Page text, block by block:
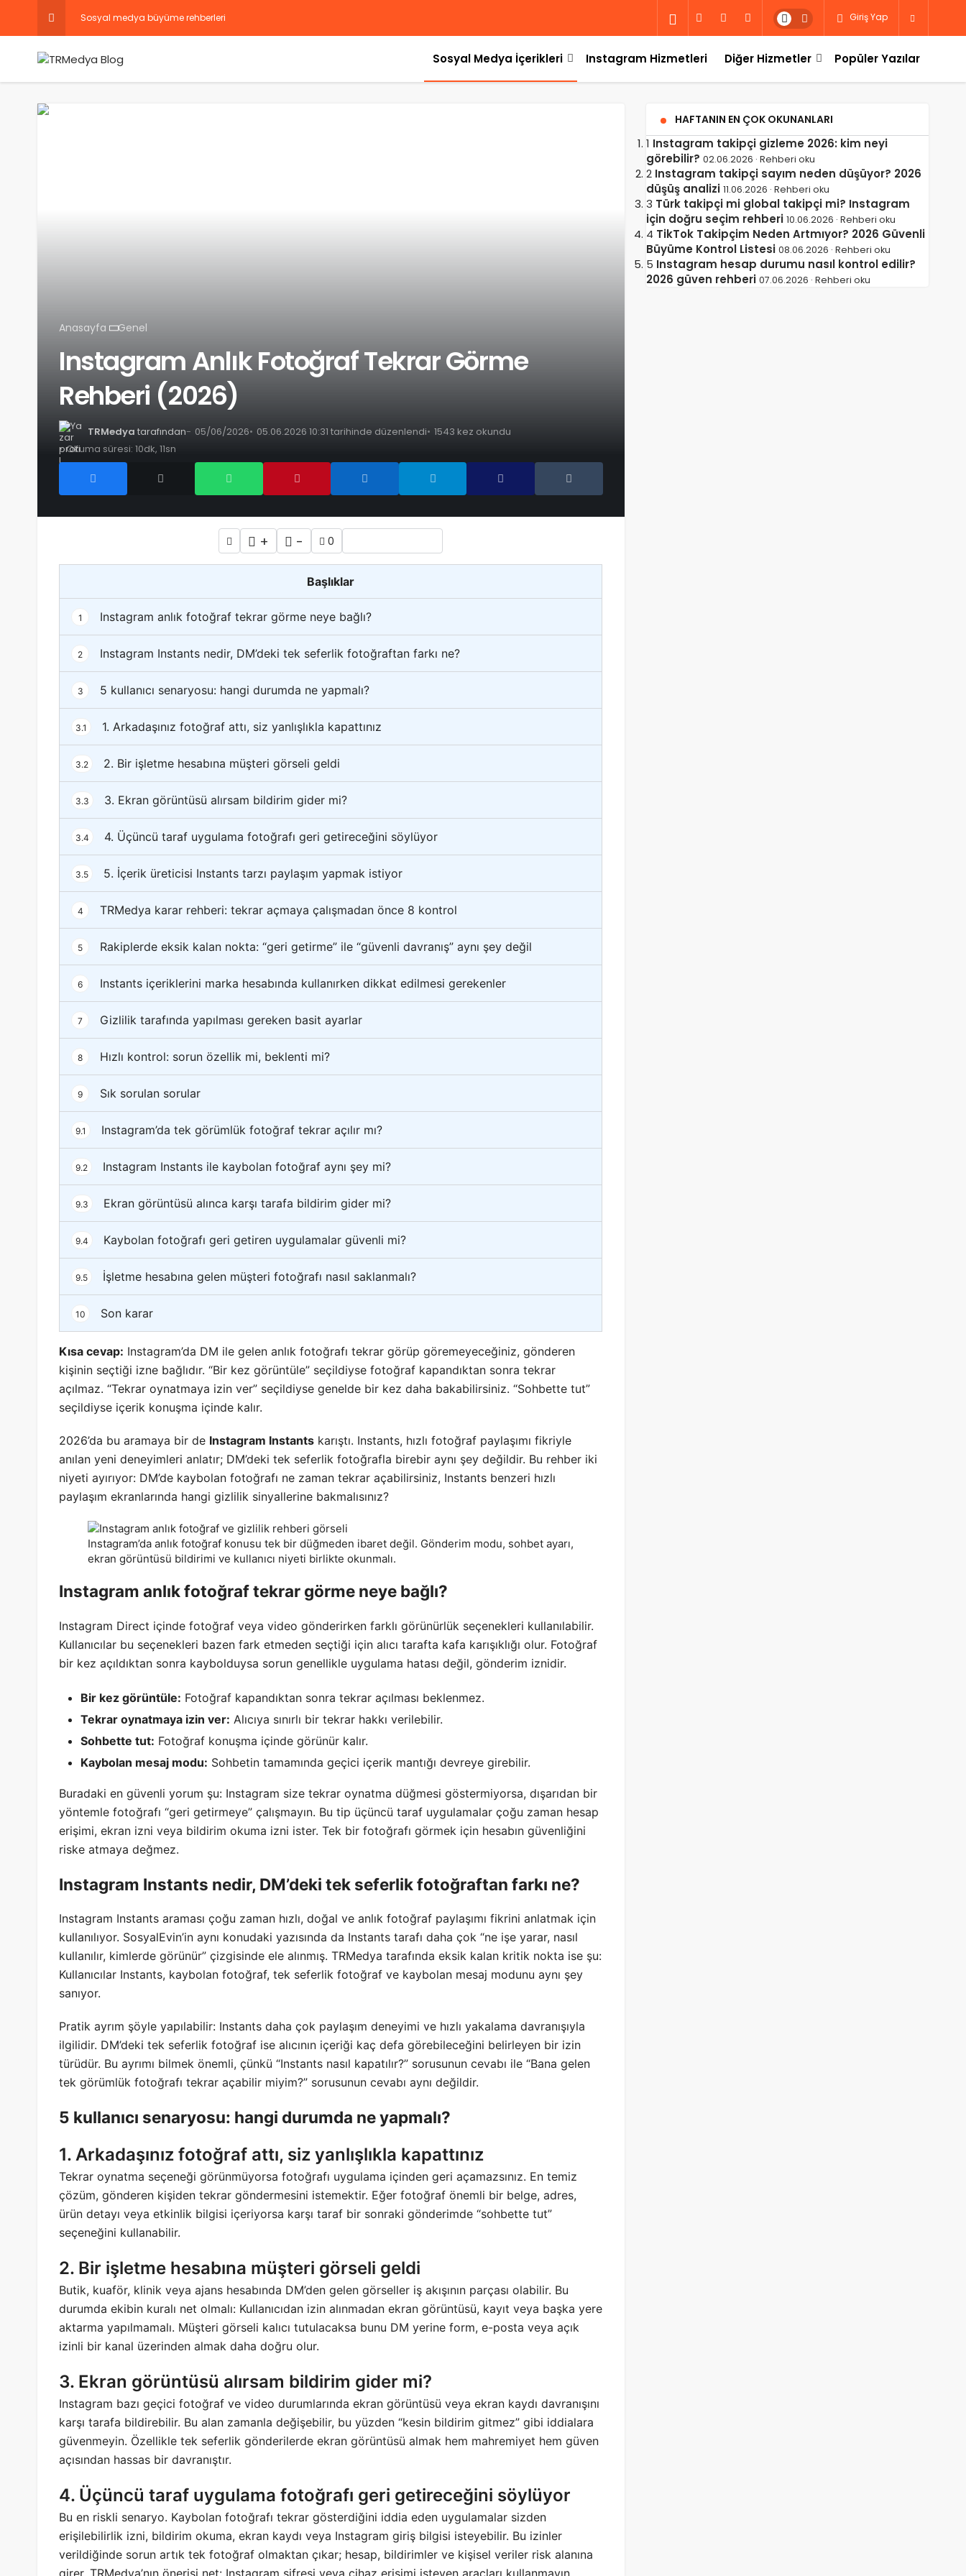
Sosyal medya büyüme rehberleri Giriş Yap
Sosyal Medya İçerikleri Instagram Hizmetleri Diğer Hizmetler Popüler Yazılar
Anasayfa Genel
Instagram Anlık Fotoğraf Tekrar Görme
Rehberi (2026)
TRMedya tarafından 05/06/2026 05.06.2026 10:31 tarihinde düzenlendi 1543 kez okundu
Okuma süresi: 10dk, 11sn
+ - 0
Başlıklar
1 Instagram anlık fotoğraf tekrar görme neye bağlı?
2 Instagram Instants nedir, DM’deki tek seferlik fotoğraftan farkı ne?
3 5 kullanıcı senaryosu: hangi durumda ne yapmalı?
3.1 1. Arkadaşınız fotoğraf attı, siz yanlışlıkla kapattınız
3.2 2. Bir işletme hesabına müşteri görseli geldi
3.3 3. Ekran görüntüsü alırsam bildirim gider mi?
3.4 4. Üçüncü taraf uygulama fotoğrafı geri getireceğini söylüyor
3.5 5. İçerik üreticisi Instants tarzı paylaşım yapmak istiyor
4 TRMedya karar rehberi: tekrar açmaya çalışmadan önce 8 kontrol
5 Rakiplerde eksik kalan nokta: “geri getirme” ile “güvenli davranış” aynı şey değil
6 Instants içeriklerini marka hesabında kullanırken dikkat edilmesi gerekenler
7 Gizlilik tarafında yapılması gereken basit ayarlar
8 Hızlı kontrol: sorun özellik mi, beklenti mi?
9 Sık sorulan sorular
9.1 Instagram’da tek görümlük fotoğraf tekrar açılır mı?
9.2 Instagram Instants ile kaybolan fotoğraf aynı şey mi?
9.3 Ekran görüntüsü alınca karşı tarafa bildirim gider mi?
9.4 Kaybolan fotoğrafı geri getiren uygulamalar güvenli mi?
9.5 İşletme hesabına gelen müşteri fotoğrafı nasıl saklanmalı?
10 Son karar
Kısa cevap: Instagram’da DM ile gelen anlık fotoğrafı tekrar görüp göremeyeceğiniz, gönderen
kişinin seçtiği izne bağlıdır. “Bir kez görüntüle” seçildiyse fotoğraf kapandıktan sonra tekrar
açılmaz. “Tekrar oynatmaya izin ver” seçildiyse genelde bir kez daha bakabilirsiniz. “Sohbette tut”
seçildiyse içerik konuşma içinde kalır.
2026’da bu aramaya bir de Instagram Instants karıştı. Instants, hızlı fotoğraf paylaşımı fikriyle
anılan yeni deneyimleri anlatır; DM’deki tek seferlik fotoğrafla birebir aynı şey değildir. Bu rehber iki
niyeti ayırıyor: DM’de kaybolan fotoğrafı ne zaman tekrar açabilirsiniz, Instants benzeri hızlı
paylaşım ekranlarında hangi gizlilik sinyallerine bakmalısınız?
Instagram’da anlık fotoğraf konusu tek bir düğmeden ibaret değil. Gönderim modu, sohbet ayarı,
ekran görüntüsü bildirimi ve kullanıcı niyeti birlikte okunmalı.
Instagram anlık fotoğraf tekrar görme neye bağlı?
Instagram Direct içinde fotoğraf veya video gönderirken farklı görünürlük seçenekleri kullanılabilir.
Kullanıcılar bu seçenekleri bazen fark etmeden seçtiği için alıcı tarafta kafa karışıklığı olur. Fotoğraf
bir kez açıldıktan sonra kaybolduysa sorun genellikle uygulama hatası değil, gönderim iznidir.
Bir kez görüntüle: Fotoğraf kapandıktan sonra tekrar açılması beklenmez.
Tekrar oynatmaya izin ver: Alıcıya sınırlı bir tekrar hakkı verilebilir.
Sohbette tut: Fotoğraf konuşma içinde görünür kalır.
Kaybolan mesaj modu: Sohbetin tamamında geçici içerik mantığı devreye girebilir.
Buradaki en güvenli yorum şu: Instagram size tekrar oynatma düğmesi göstermiyorsa, dışarıdan bir
yöntemle fotoğrafı “geri getirmeye” çalışmayın. Bu tip üçüncü taraf uygulamalar çoğu zaman hesap
erişimi, ekran izni veya bildirim okuma izni ister. Tek bir fotoğrafı görmek için hesabın güvenliğini
riske atmaya değmez.
Instagram Instants nedir, DM’deki tek seferlik fotoğraftan farkı ne?
Instagram Instants araması çoğu zaman hızlı, doğal ve anlık fotoğraf paylaşımı fikrini anlatmak için
kullanılıyor. SosyalEvin’in aynı konudaki yazısında da Instants tarafı daha çok “ne işe yarar, nasıl
kullanılır, kimlerde görünür” çizgisinde ele alınmış. TRMedya tarafında eksik kalan kritik nokta ise şu:
Kullanıcılar Instants, kaybolan fotoğraf, tek seferlik fotoğraf ve kaybolan mesaj modunu aynı şey
sanıyor.
Pratik ayrım şöyle yapılabilir: Instants daha çok paylaşım deneyimi ve hızlı yakalama davranışıyla
ilgilidir. DM’deki tek seferlik fotoğraf ise alıcının içeriği kaç defa görebileceğini belirleyen bir izin
türüdür. Bu ayrımı bilmek önemli, çünkü “Instants nasıl kapatılır?” sorusunun cevabı ile “Bana gelen
tek görümlük fotoğrafı tekrar açabilir miyim?” sorusunun cevabı aynı değildir.
5 kullanıcı senaryosu: hangi durumda ne yapmalı?
1. Arkadaşınız fotoğraf attı, siz yanlışlıkla kapattınız
Tekrar oynatma seçeneği görünmüyorsa fotoğrafı uygulama içinden geri açamazsınız. En temiz
çözüm, gönderen kişiden tekrar göndermesini istemektir. Eğer fotoğraf önemli bir belge, adres,
ürün detayı veya etkinlik bilgisi içeriyorsa karşı taraf bir sonraki gönderimde “sohbette tut”
seçeneğini kullanabilir.
2. Bir işletme hesabına müşteri görseli geldi
Butik, kuaför, klinik veya ajans hesabında DM’den gelen görseller iş akışının parçası olabilir. Bu
durumda ekibin kuralı net olmalı: Kullanıcıdan izin alınmadan ekran görüntüsü, kayıt veya başka yere
aktarma yapılmamalı. Müşteri görseli kalıcı tutulacaksa bunu DM yerine form, e-posta veya açık
izinli bir kanal üzerinden almak daha doğru olur.
3. Ekran görüntüsü alırsam bildirim gider mi?
Instagram bazı geçici fotoğraf ve video durumlarında ekran görüntüsü veya ekran kaydı davranışını
karşı tarafa bildirebilir. Bu alan zamanla değişebilir, bu yüzden “kesin bildirim gitmez” gibi iddialara
güvenmeyin. Özellikle tek seferlik gönderilerde ekran görüntüsü almak hem mahremiyet hem güven
açısından hassas bir davranıştır.
4. Üçüncü taraf uygulama fotoğrafı geri getireceğini söylüyor
Bu en riskli senaryo. Kaybolan fotoğrafı tekrar gösterdiğini iddia eden uygulamalar sizden
erişilebilirlik izni, bildirim okuma, ekran kaydı veya Instagram giriş bilgisi isteyebilir. Bu izinler
verildiğinde sorun artık tek fotoğraf olmaktan çıkar; hesap, bildirimler ve kişisel veriler risk alanına
HAFTANIN EN ÇOK OKUNANLARI
1 Instagram takipçi gizleme 2026: kim neyi
görebilir? 02.06.2026 · Rehberi oku
2 Instagram takipçi sayım neden düşüyor? 2026
düşüş analizi 11.06.2026 · Rehberi oku
3 Türk takipçi mi global takipçi mi? Instagram
için doğru seçim rehberi 10.06.2026 · Rehberi oku
4 TikTok Takipçim Neden Artmıyor? 2026 Güvenli
Büyüme Kontrol Listesi 08.06.2026 · Rehberi oku
5 Instagram hesap durumu nasıl kontrol edilir?
2026 güven rehberi 07.06.2026 · Rehberi oku